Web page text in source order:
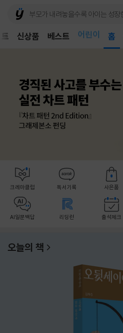
신상품 베스트
독후감
홈
크레마클럽 독서기록 사은품
AI일문백답 리딩런 출석체크
오늘의 책